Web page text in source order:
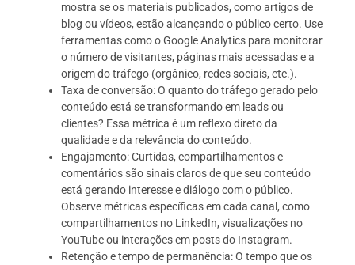
mostra se os materiais publicados, como artigos de
blog ou vídeos, estão alcançando o público certo. Use
ferramentas como o Google Analytics para monitorar
o número de visitantes, páginas mais acessadas e a
origem do tráfego (orgânico, redes sociais, etc.).
Taxa de conversão: O quanto do tráfego gerado pelo
conteúdo está se transformando em leads ou
clientes? Essa métrica é um reflexo direto da
qualidade e da relevância do conteúdo.
Engajamento: Curtidas, compartilhamentos e
comentários são sinais claros de que seu conteúdo
está gerando interesse e diálogo com o público.
Observe métricas específicas em cada canal, como
compartilhamentos no LinkedIn, visualizações no
YouTube ou interações em posts do Instagram.
Retenção e tempo de permanência: O tempo que os